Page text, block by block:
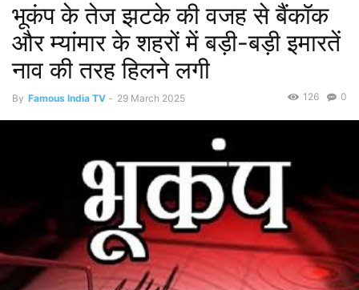
भूकंप के तेज झटके की वजह से बैंकॉक
और म्यांमार के शहरों में बड़ी-बड़ी इमारतें
नाव की तरह हिलने लगी
By Famous India TV - 29 March 2025 0
126